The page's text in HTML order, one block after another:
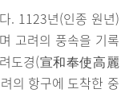
. 1123년(인종 원년)
고려의 풍속을 기록
도경(宣和奉使高麗
의 항구에 도착한 중